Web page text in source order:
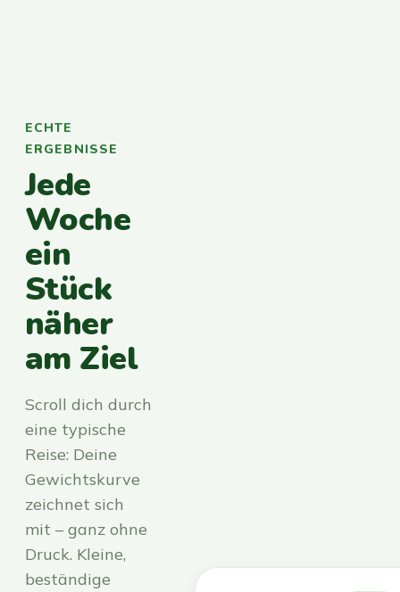
ECHTE
ERGEBNISSE
Jede
Woche
ein
Stück
näher
am Ziel
Scroll dich durch
eine typische
Reise: Deine
Gewichtskurve
zeichnet sich
mit – ganz ohne
Druck. Kleine,
beständige